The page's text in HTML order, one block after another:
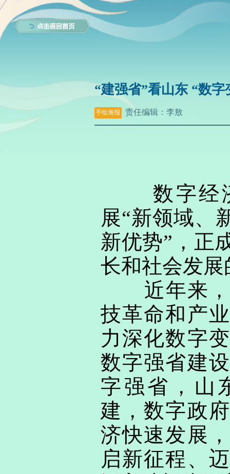
“建强省”看山东 “数
手绘海报 责任编辑： 李敖
数字经济
展“新领域、
新优势”，正
长和社会发
近年来，
技革命和产
力深化数字
数字强省建
字强省，山
建，数字政
济快速发展
启新征程、